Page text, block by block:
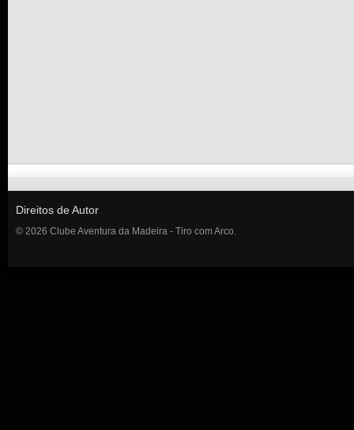
Direitos de Autor
© 2026 Clube Aventura da Madeira - Tiro com Arco.